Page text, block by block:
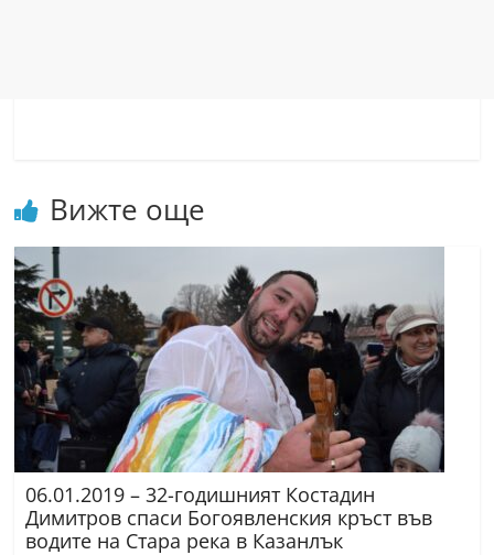
Вижте още
06.01.2019 – 32-годишният Костадин
Димитров спаси Богоявленския кръст във
водите на Стара река в Казанлък